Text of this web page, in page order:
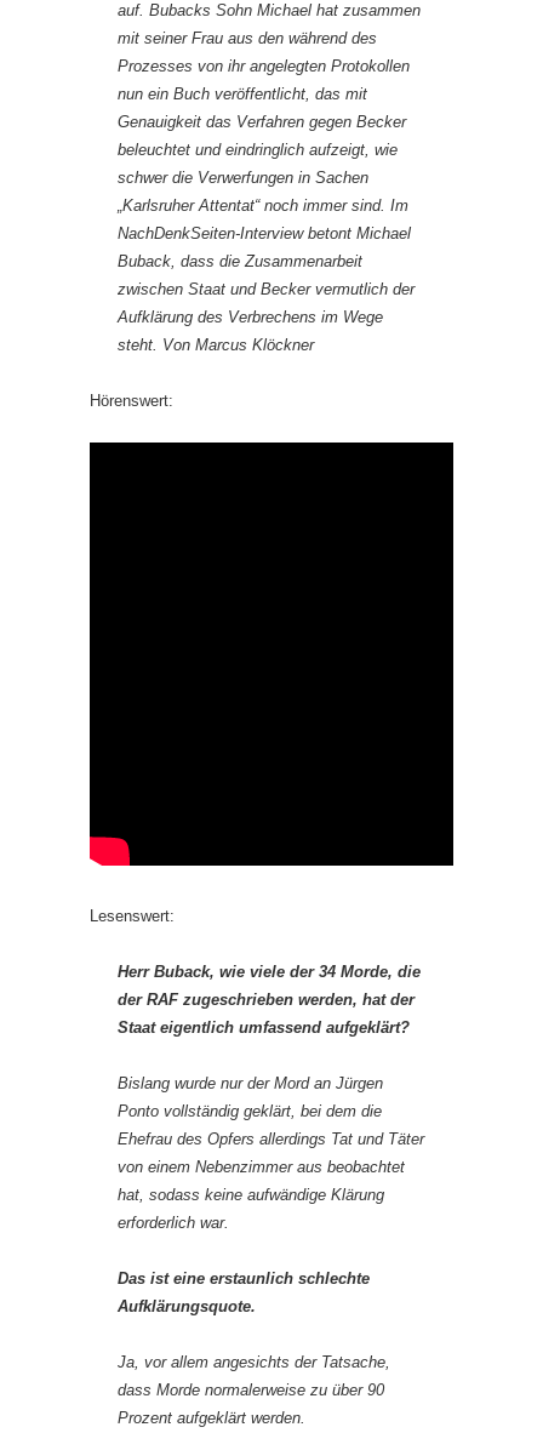
auf. Bubacks Sohn Michael hat zusammen
mit seiner Frau aus den während des
Prozesses von ihr angelegten Protokollen
nun ein Buch veröffentlicht, das mit
Genauigkeit das Verfahren gegen Becker
beleuchtet und eindringlich aufzeigt, wie
schwer die Verwerfungen in Sachen
„Karlsruher Attentat“ noch immer sind. Im
NachDenkSeiten-Interview betont Michael
Buback, dass die Zusammenarbeit
zwischen Staat und Becker vermutlich der
Aufklärung des Verbrechens im Wege
steht. Von Marcus Klöckner
Hörenswert:
Lesenswert:
Herr Buback, wie viele der 34 Morde, die
der RAF zugeschrieben werden, hat der
Staat eigentlich umfassend aufgeklärt?
Bislang wurde nur der Mord an Jürgen
Ponto vollständig geklärt, bei dem die
Ehefrau des Opfers allerdings Tat und Täter
von einem Nebenzimmer aus beobachtet
hat, sodass keine aufwändige Klärung
erforderlich war.
Das ist eine erstaunlich schlechte
Aufklärungsquote.
Ja, vor allem angesichts der Tatsache,
dass Morde normalerweise zu über 90
Prozent aufgeklärt werden.